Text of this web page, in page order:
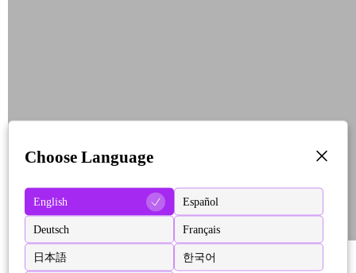
Choose Language
English Español
Deutsch Français
日本語 한국어